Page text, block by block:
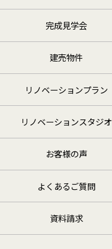
完成見学会
建売物件
リノベーションプラン
リノベーションスタジオ
お客様の声
よくあるご質問
資料請求